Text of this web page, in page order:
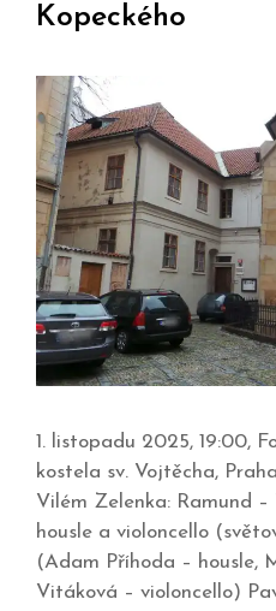
Kopeckého
1. listopadu 2025, 19:00,
kostela sv. Vojtěcha,
Vilém Zelenka: Ramund
housle a violoncello
(Adam Příhoda – housle,
Vitáková – violoncello)